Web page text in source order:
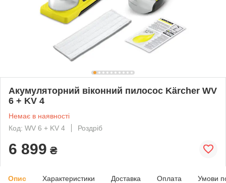
Акумуляторний віконний пилосос Kärcher WV
6 + KV 4
Немає в наявності
Код: WV 6 + KV 4
Роздріб
6 899 ₴
Опис Характеристики Доставка Оплата Умови